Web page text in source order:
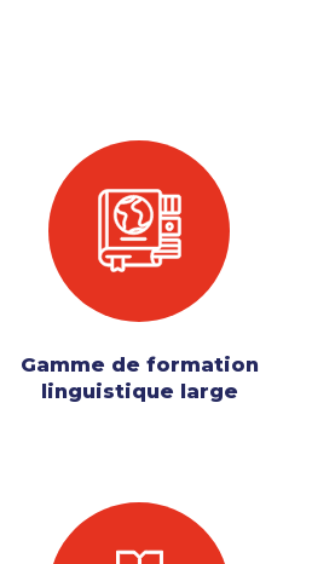
Gamme de formation
linguistique large